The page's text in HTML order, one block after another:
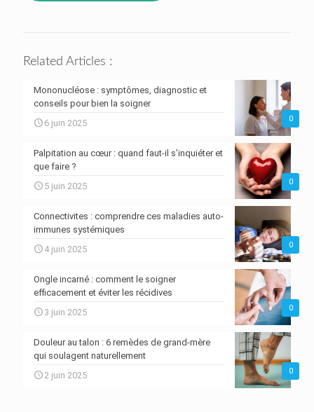
Related Articles :
0
Mononucléose : symptômes, diagnostic et
conseils pour bien la soigner
6 juin 2025
0
Palpitation au cœur : quand faut-il s’inquiéter et
que faire ?
5 juin 2025
0
Connectivites : comprendre ces maladies auto-
immunes systémiques
4 juin 2025
0
Ongle incarné : comment le soigner
efficacement et éviter les récidives
3 juin 2025
0
Douleur au talon : 6 remèdes de grand-mère
qui soulagent naturellement
2 juin 2025